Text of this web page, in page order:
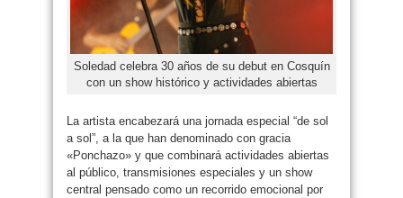
Soledad celebra 30 años de su debut en Cosquín
con un show histórico y actividades abiertas
La artista encabezará una jornada especial “de sol
a sol”, a la que han denominado con gracia
«Ponchazo» y que combinará actividades abiertas
al público, transmisiones especiales y un show
central pensado como un recorrido emocional por